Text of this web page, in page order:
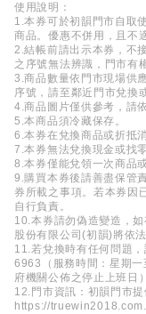
使用說明：
1.本券可於初韻門市自取
商品。優惠不併用，且不
2.結帳前請出示本券，不
之序號無法辨識，門市有
3.商品數量依門市現場供
序號，請至鄰近門市兌換
4.商品圖片僅供參考，請
5.本商品須冷藏保存。
6.本券在兌換商品或折抵
7.本券無法兌換現金或找
8.本券僅能兌領一次商品
9.購買本券後請善盡保管
券所載之事項。若本券因
自行負責。
10.本券請勿偽造變造，
股份有限公司(初韻)將依法
11.若兌換時有任何問題
6963（服務時間：星期
府機關公佈之停止上班日）
12.門市資訊：初韻門市
https://